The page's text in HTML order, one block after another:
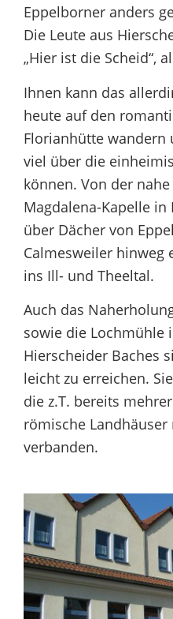
Eppelborner anders
Die Leute aus
„Hier ist die Scheid“,
Ihnen kann das
heute auf den
Florianhütte wandern
viel über die
können. Von der
Magdalena-Kapelle
über Dächer von
Calmesweiler hinweg
ins Ill- und Theeltal.
Auch das
sowie die Lochmühle
Hierscheider Baches
leicht zu erreichen.
die z.T. bereits
römische
verbanden.